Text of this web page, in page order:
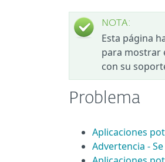
NOTA:
Esta página
para mostrar
con su
Problema
Aplicaciones
Advertencia -